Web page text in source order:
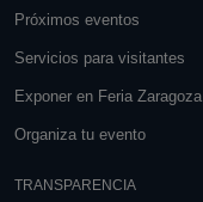
Próximos eventos
Servicios para visitantes
Exponer en Feria Zaragoza
Organiza tu evento
TRANSPARENCIA